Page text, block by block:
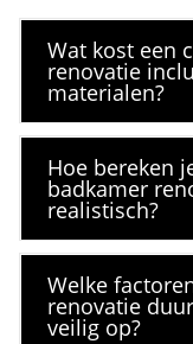
Wat kost een
renovatie
materialen?
Hoe bereken
badkamer
realistisch?
Welke
renovatie
veilig op?